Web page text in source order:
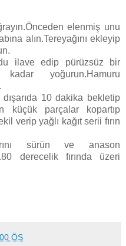
elenmiş unu
alın.Tereyağını ekleyip
ilave edip pürüzsüz bir
yoğurun.Hamuru
10 dakika bekletip
küçük parçalar kopartıp
verip yağlı kağıt serii fırın
sürün ve anason
derecelik fırında üzeri
ÖS